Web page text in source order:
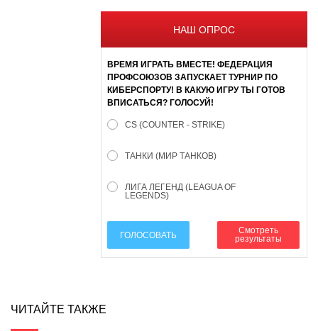
НАШ ОПРОС
ВРЕМЯ ИГРАТЬ ВМЕСТЕ! ФЕДЕРАЦИЯ
ПРОФСОЮЗОВ ЗАПУСКАЕТ ТУРНИР ПО
КИБЕРСПОРТУ! В КАКУЮ ИГРУ ТЫ ГОТОВ
ВПИСАТЬСЯ? ГОЛОСУЙ!
CS (COUNTER - STRIKE)
ТАНКИ (МИР ТАНКОВ)
ЛИГА ЛЕГЕНД (LEAGUA OF
LEGENDS)
ГОЛОСОВАТЬ
Смотреть
результаты
ЧИТАЙТЕ ТАКЖЕ